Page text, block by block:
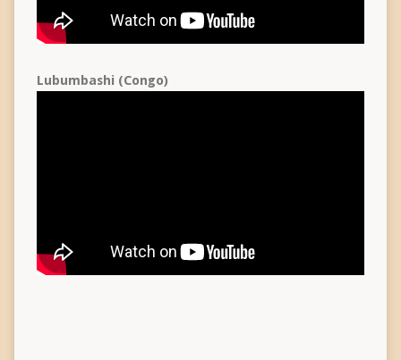
Lubumbashi (Congo)